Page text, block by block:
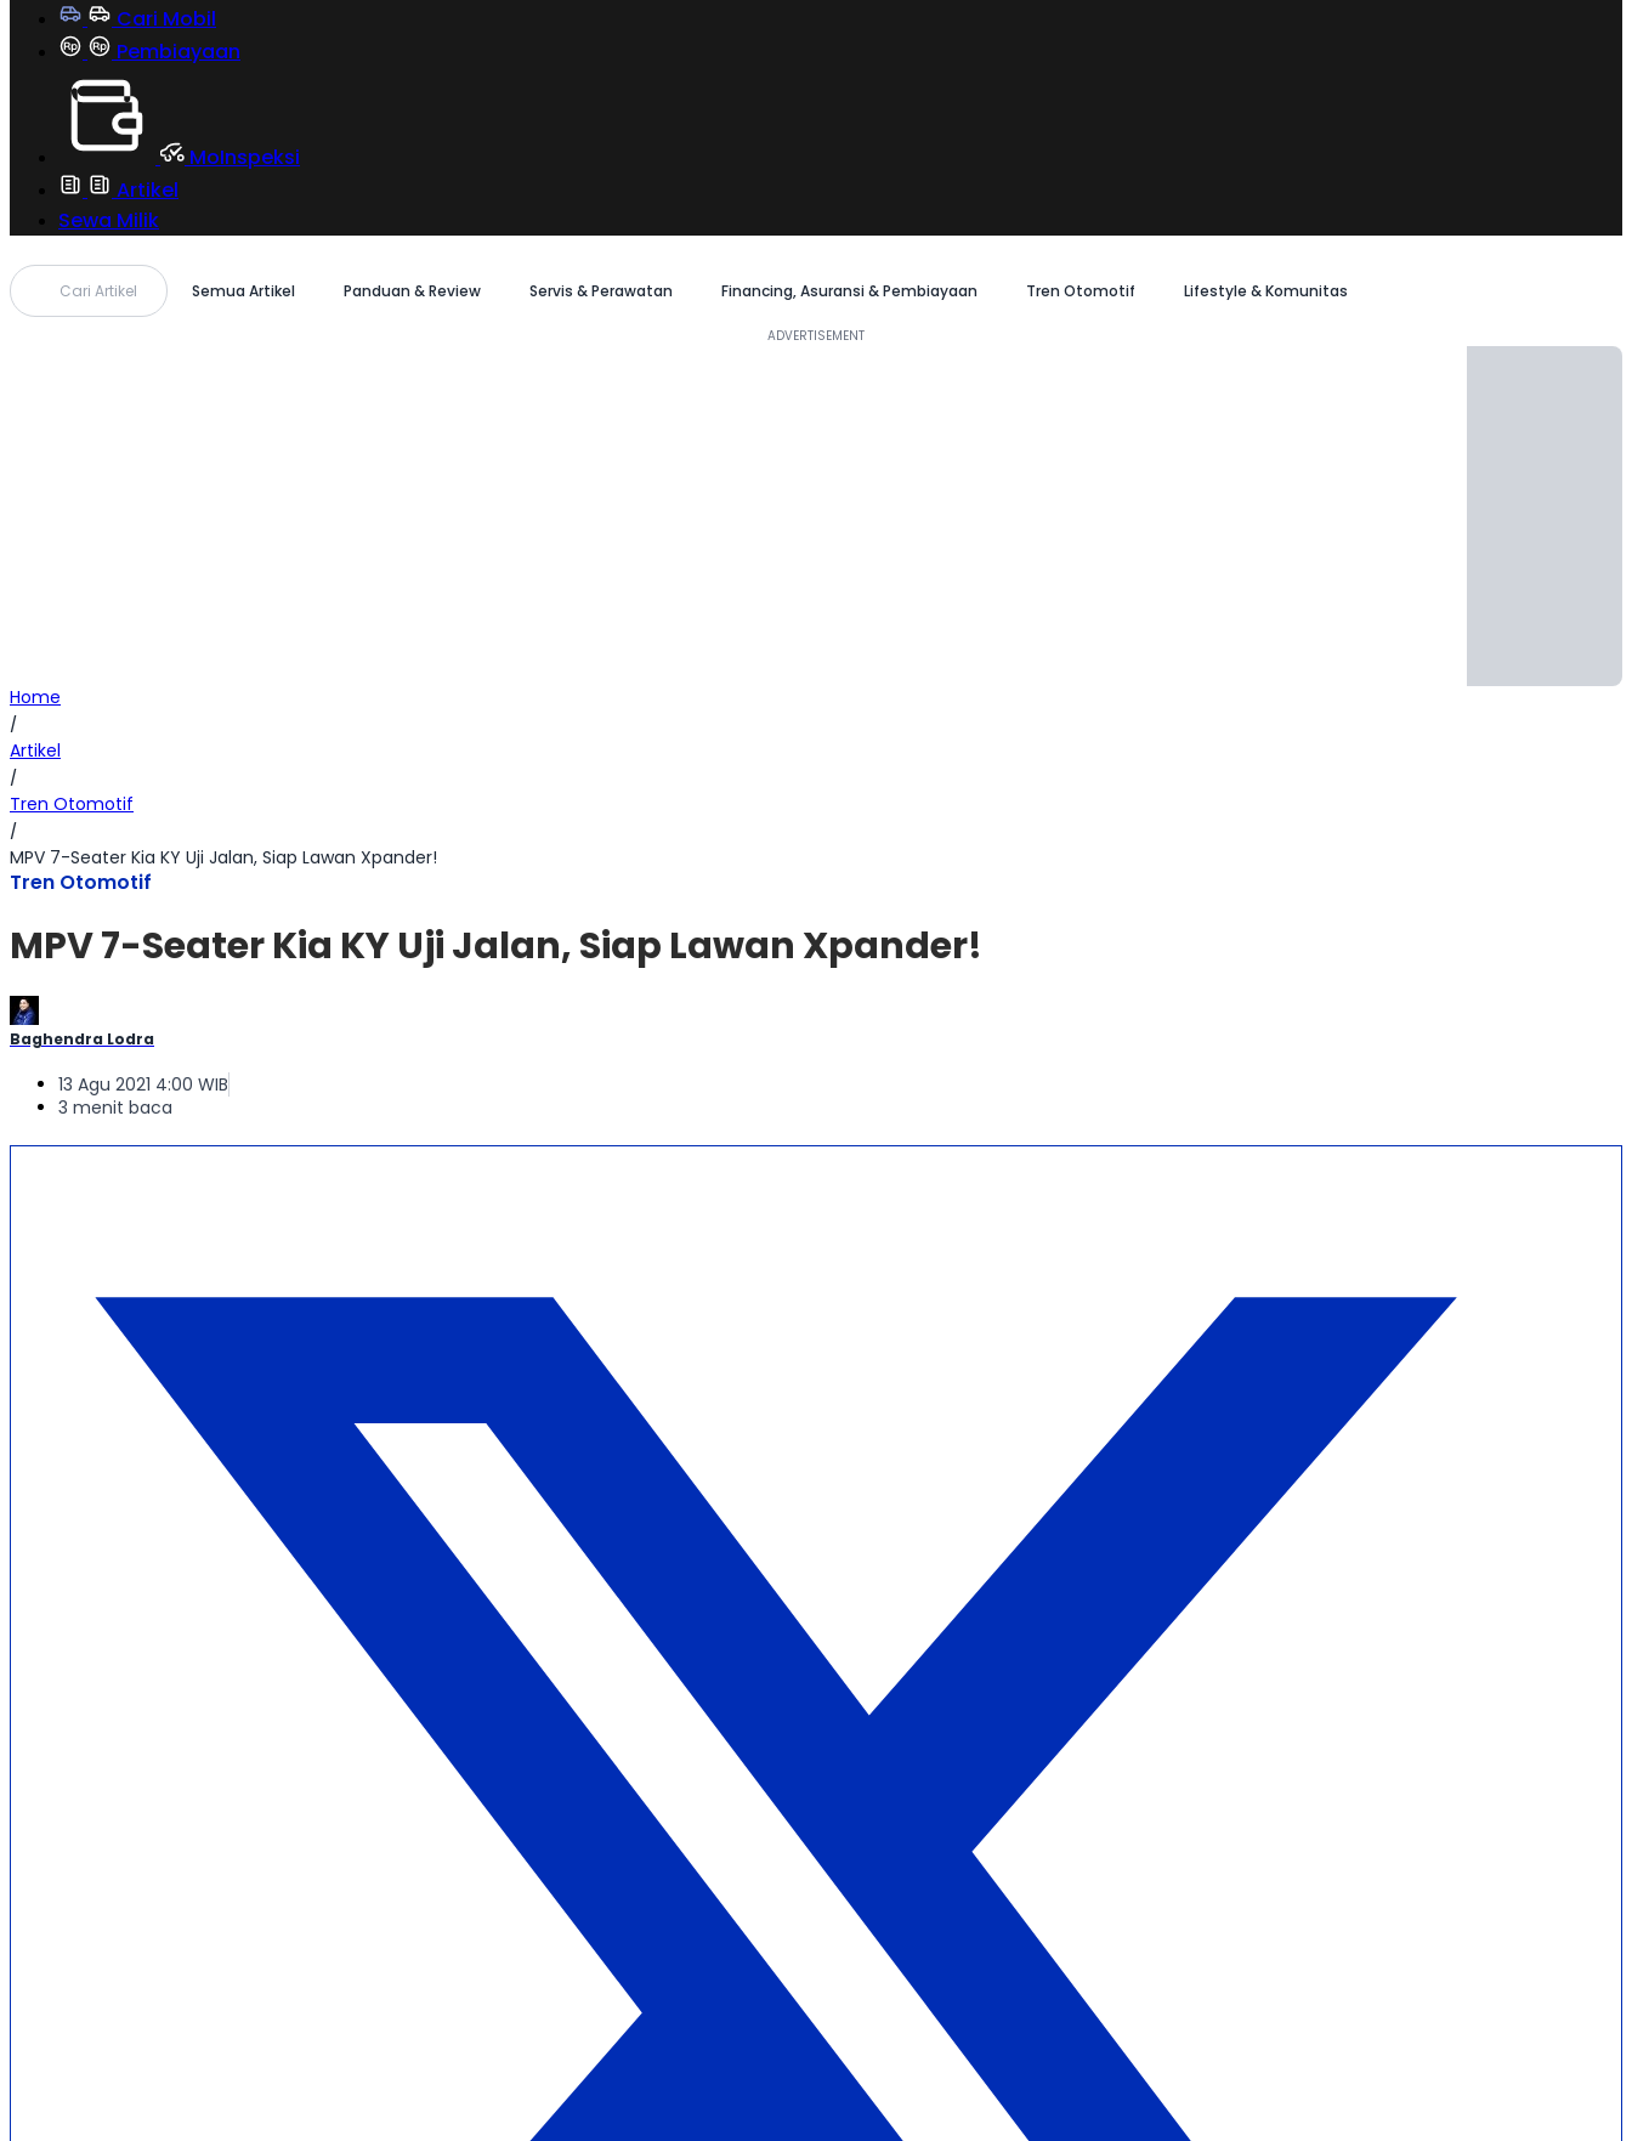
Cari Mobil
Pembiayaan
MoInspeksi
Artikel
Sewa Milik
Cari Artikel Semua Artikel Panduan & Review Servis & Perawatan Financing, Asuransi & Pembiayaan Tren Otomotif Lifestyle & Komunitas
Home
/
Artikel
/
Tren Otomotif
/
MPV 7-Seater Kia KY Uji Jalan, Siap Lawan Xpander!
Tren Otomotif
MPV 7-Seater Kia KY Uji Jalan, Siap Lawan Xpander!
Baghendra Lodra
13 Agu 2021 4:00 WIB
3 menit baca